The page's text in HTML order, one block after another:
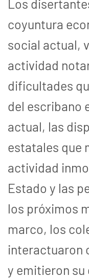
Los
coyuntura
social actual,
actividad
dificultades
del escribano
actual, las
estatales que
actividad
Estado y las
los próximos
marco, los
interactuaron
y emitieron su